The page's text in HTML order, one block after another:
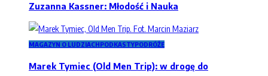
Zuzanna Kassner: Młodość i Nauka
MAGAZYN O LUDZIACHPODKASTYPODRÓŻE
Marek Tymiec (Old Men Trip): w drogę do